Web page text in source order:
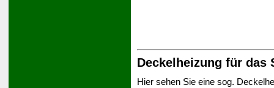
Deckelheizung für das
Hier sehen Sie eine sog.